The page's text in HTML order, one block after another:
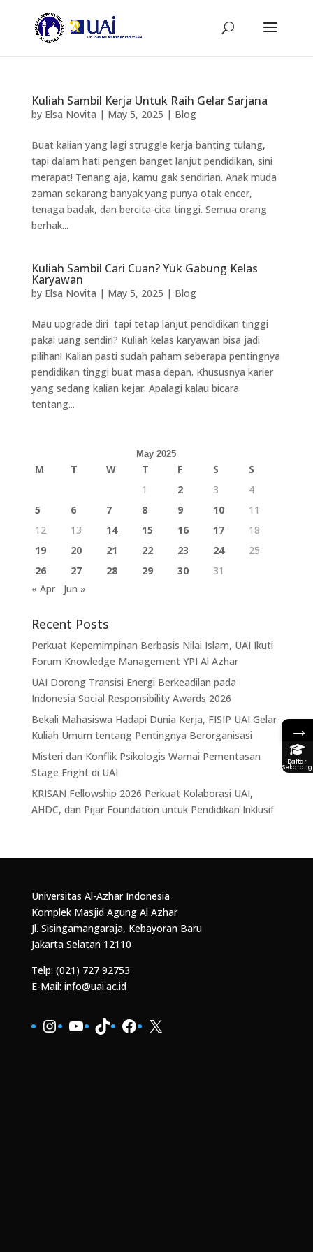
Kuliah Sambil Kerja Untuk Raih Gelar Sarjana
by Elsa Novita | May 5, 2025 | Blog
Buat kalian yang lagi struggle kerja banting tulang,
tapi dalam hati pengen banget lanjut pendidikan, sini
merapat! Tenang aja, kamu gak sendirian. Anak muda
zaman sekarang banyak yang punya otak encer,
tenaga badak, dan bercita-cita tinggi. Semua orang
berhak...
Kuliah Sambil Cari Cuan? Yuk Gabung Kelas
Karyawan
by Elsa Novita | May 5, 2025 | Blog
Mau upgrade diri tapi tetap lanjut pendidikan tinggi
pakai uang sendiri? Kuliah kelas karyawan bisa jadi
pilihan! Kalian pasti sudah paham seberapa pentingnya
pendidikan tinggi buat masa depan. Khususnya karier
yang sedang kalian kejar. Apalagi kalau bicara
tentang...
May 2025
M T W T F S
S
1
2 3
4
5
6 7 8 9 10
11
12
13 14 15 16 17
18
19
20 21 22 23 24
25
26
27 28 29 30
31
« Apr
Jun »
Recent Posts
Perkuat Kepemimpinan Berbasis Nilai Islam, UAI Ikuti
Forum Knowledge Management YPI Al Azhar
UAI Dorong Transisi Energi Berkeadilan pada
Indonesia Social Responsibility Awards 2026
Bekali Mahasiswa Hadapi Dunia Kerja, FISIP UAI Gelar
Kuliah Umum tentang Pentingnya Berorganisasi
Misteri dan Konflik Psikologis Warnai Pementasan
Stage Fright di UAI
KRISAN Fellowship 2026 Perkuat Kolaborasi UAI,
AHDC, dan Pijar Foundation untuk Pendidikan Inklusif
Universitas Al-Azhar Indonesia
Komplek Masjid Agung Al Azhar
Jl. Sisingamangaraja, Kebayoran Baru
Jakarta Selatan 12110
Telp: (021) 727 92753
E-Mail: info@uai.ac.id
Instagram
YouTube
TikTokFacebook
X
→
Daftar
Sekarang